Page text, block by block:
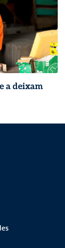
a deixam